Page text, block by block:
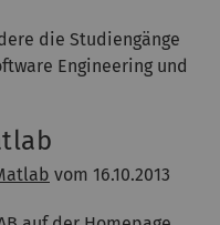
die Studiengänge
Engineering und
vom 16.10.2013